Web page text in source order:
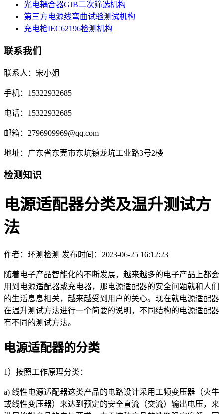
光电耦合器GJB二次筛选机构
第三方电源线弯曲试验测试机构
充电枪IEC62196检测机构
联系我们
联系人：宋小姐
手机：15322932685
电话：15322932685
邮箱：2796909969@qq.com
地址：广东省东莞市东坑镇龙坑工业路3号2楼
检测知识
电源适配器分类及温升测试方
法
作者：环测检测 发布时间：2023-06-25 16:12:23
随着电子产品智能化的不断发展，越来越多的电子产品上都会
用到电源适配器或充电器，那电源适配器的安全问题就和人们
的生活息息相关，越来越受到用户的关心。现在就电源适配器
在温升测试方法进行一个简要的说明，不同结构的电源适配器
有不同的测试方法。
电源适配器的分类
1）按照工作原理分类：
a) 线性电源适配器这类产品的电路设计采用工频变压器（火牛
或线性变压器）来达到预定的安全直流（交流）输出电压，来